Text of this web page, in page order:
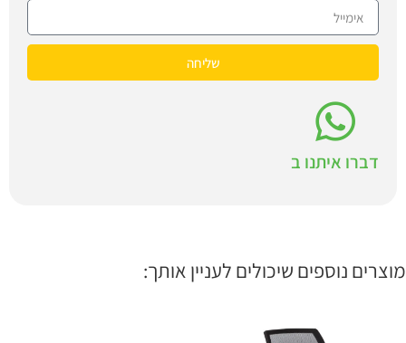
שליחה
דברו איתנו ב
מוצרים נוספים שיכולים לעניין אותך: